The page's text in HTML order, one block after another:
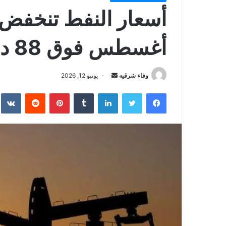
أغسطس فوق 88 دولارًا
وفاء شرقيه
أرسل
إلكترونيا
يونيو 12, 2026
فيسبوك تويتر لينكدإن بينتيريست